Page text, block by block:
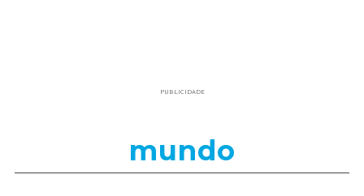
PUBLICIDADE
mundo